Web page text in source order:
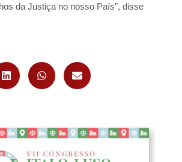
da Justiça no nosso País”, disse